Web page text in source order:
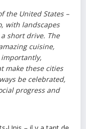
the United States –
with landscapes
short drive. The
cuisine,
make these cities
be celebrated,
progress and